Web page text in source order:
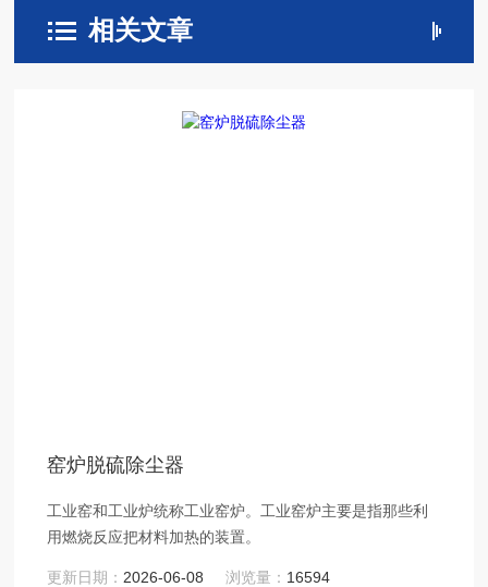
相关文章
窑炉脱硫除尘器
工业窑和工业炉统称工业窑炉。工业窑炉主要是指那些利
用燃烧反应把材料加热的装置。
更新日期： 2026-06-08 浏览量： 16594